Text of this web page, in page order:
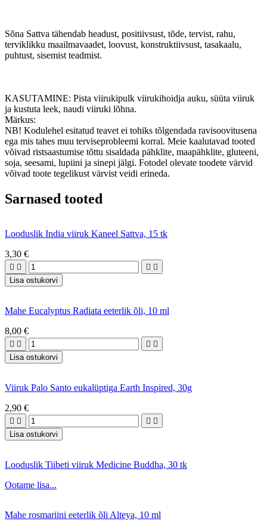
Sõna Sattva tähendab headust, positiivsust, tõde, tervist, rahu,
terviklikku maailmavaadet, loovust, konstruktiivsust, tasakaalu,
puhtust, sisemist teadmist.
KASUTAMINE: Pista viirukipulk viirukihoidja auku, süüta viiruk
ja kustuta leek, naudi viiruki lõhna.
Märkus:
NB! Kodulehel esitatud teavet ei tohiks tõlgendada ravisoovitusena
ega mis tahes muu terviseprobleemi korral. Meie kaalutavad tooted
võivad ristsaastumise tõttu sisaldada pähklite, maapähklite, gluteeni,
soja, seesami, lupiini ja sinepi jälgi. Fotodel olevate toodete värvid
võivad toote tegelikust värvist veidi erineda.
Sarnased tooted
Looduslik India viiruk Kaneel Sattva, 15 tk
3,30 €
   
Lisa ostukorvi
Mahe Eucalyptus Radiata eeterlik õli, 10 ml
8,00 €
   
Lisa ostukorvi
Viiruk Palo Santo eukalüptiga Earth Inspired, 30g
2,90 €
   
Lisa ostukorvi
Looduslik Tiibeti viiruk Medicine Buddha, 30 tk
Ootame lisa...
Mahe rosmariini eeterlik õli Alteya, 10 ml